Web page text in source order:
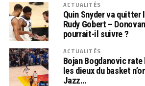
ACTUALITÉS
Quin Snyder va quitter
Rudy Gobert –
pourrait-il suivre ?
ACTUALITÉS
Bojan Bogdanovic rate
les dieux du basket
Jazz…